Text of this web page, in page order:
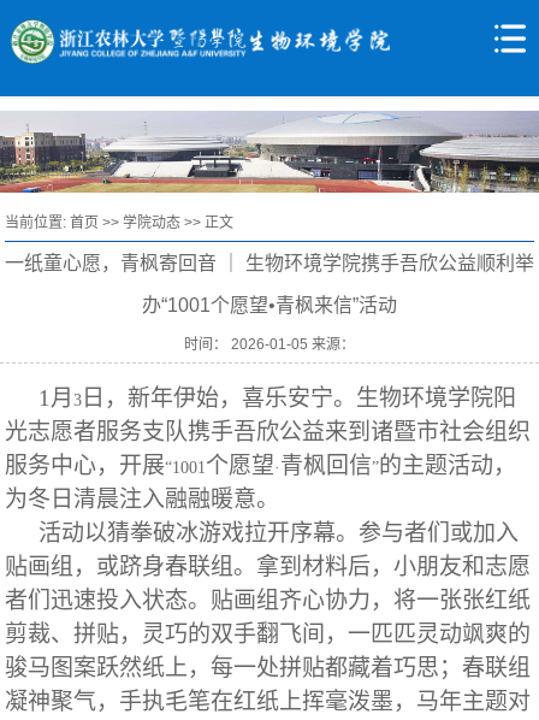
当前位置:首页 >>学院动态 >> 正文
一纸童心愿，青枫寄回音 ｜ 生物环境学院携手吾欣公益顺利举
办“1001个愿望•青枫来信”活动
时间： 2026-01-05 来源：
1 月3 日，新年伊始，喜乐安宁。生物环境学院阳
光志愿者服务支队携手吾欣公益来到诸暨市社会组织
服务中心，开展“1001 个愿望· 青枫回信”的主题活动，
为冬日清晨注入融融暖意。
活动以猜拳破冰游戏拉开序幕。参与者们或加入
贴画组，或跻身春联组。拿到材料后，小朋友和志愿
者们迅速投入状态。贴画组齐心协力，将一张张红纸
剪裁、拼贴，灵巧的双手翻飞间，一匹匹灵动飒爽的
骏马图案跃然纸上，每一处拼贴都藏着巧思；春联组
凝神聚气，手执毛笔在红纸上挥毫泼墨，马年主题对